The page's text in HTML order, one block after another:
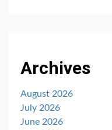
Archives
August 2026
July 2026
June 2026